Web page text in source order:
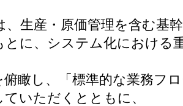
、生産・原価管理を含む基
とに、システム化における
俯瞰し、「標準的な業務フ
いただくとともに、